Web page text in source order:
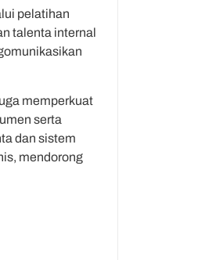
pelatihan
talenta internal
memperkuat
serta
dan sistem
mendorong